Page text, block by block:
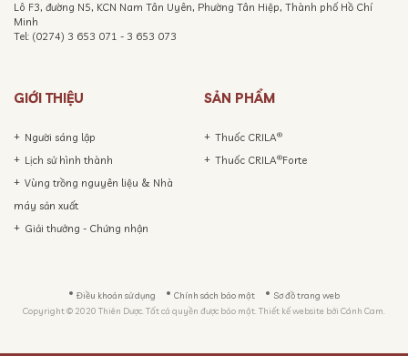
Lô F3, đường N5, KCN Nam Tân Uyên, Phường Tân Hiệp, Thành phố Hồ Chí
Minh
Tel: (0274) 3 653 071 - 3 653 073
GIỚI THIỆU
Người sáng lập
Lịch sử hình thành
Vùng trồng nguyên liệu & Nhà
máy sản xuất
Giải thưởng - Chứng nhận
SẢN PHẨM
Thuốc CRILA®
Thuốc CRILA®Forte
Điều khoản sử dụng Chính sách bảo mật
Sơ đồ trang web
Copyright © 2020 Thiên Dược. Tất cả quyền được bảo mật. Thiết kế website bởi Cánh Cam.